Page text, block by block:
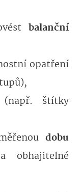
balanční
opatření
(např. štítky
dobu
obhajitelné